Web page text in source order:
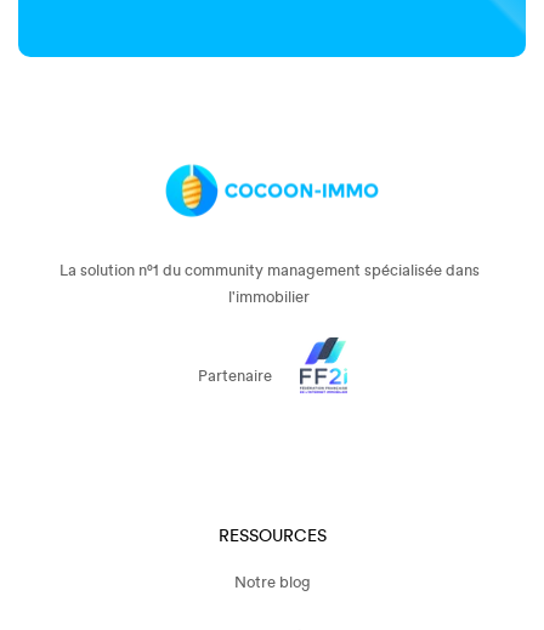
La solution n°1 du community management spécialisée dans
l'immobilier
Partenaire
RESSOURCES
Notre blog